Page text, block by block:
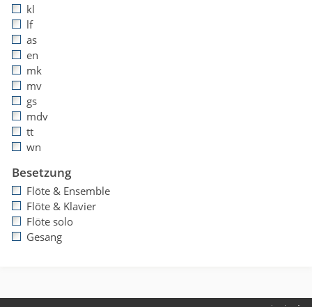
kl
lf
as
en
mk
mv
gs
mdv
tt
wn
Besetzung
Flöte & Ensemble
Flöte & Klavier
Flöte solo
Gesang